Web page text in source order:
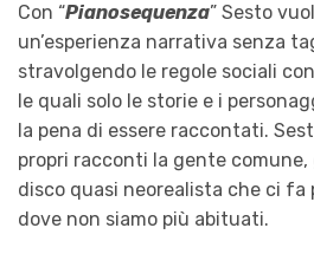
Con “Pianosequenza” Sesto
un’esperienza narrativa senza
stravolgendo le regole sociali
le quali solo le storie e i
la pena di essere raccontati.
propri racconti la gente
disco quasi neorealista che ci fa
dove non siamo più abituati.